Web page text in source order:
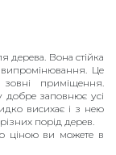
дерева. Вона стійка
випромінювання. Це
приміщення.
добре заповнює усі
висихає і з нею
порід дерев.
ціною ви можете в